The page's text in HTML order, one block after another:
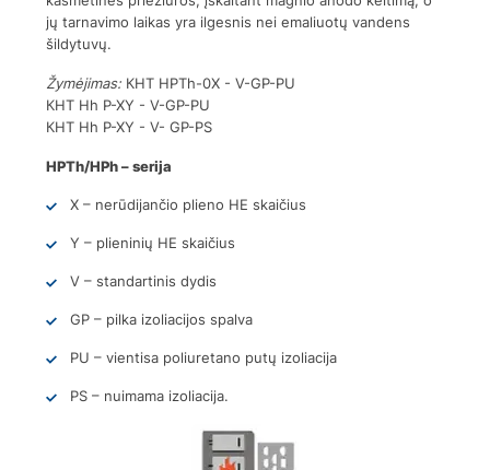
jų tarnavimo laikas yra ilgesnis nei emaliuotų vandens
šildytuvų.
Žymėjimas: КНТ HPTh-0X - V-GP-PU
КНТ Hh P-XY - V-GP-PU
КНТ Hh P-XY - V- GP-PS
HPTh/HPh – serija
X – nerūdijančio plieno HE skaičius
Y – plieninių HE skaičius
V – standartinis dydis
GP – pilka izoliacijos spalva
PU – vientisa poliuretano putų izoliacija
PS – nuimama izoliacija.